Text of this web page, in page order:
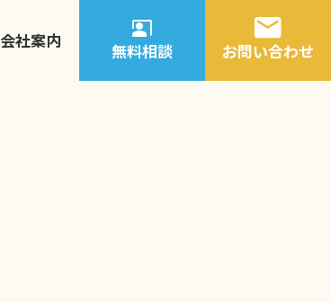
会社案内 無料相談 お問い合わせ